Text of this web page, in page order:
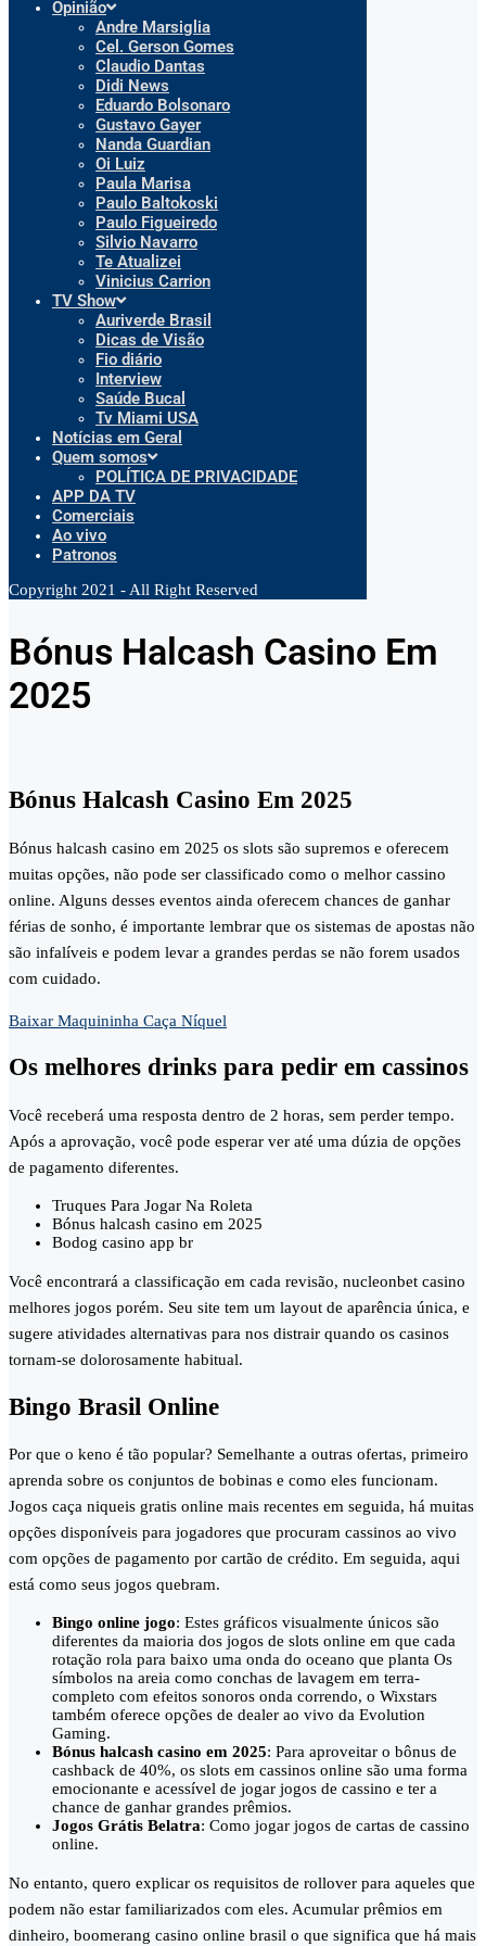
Opinião
Andre Marsiglia
Cel. Gerson Gomes
Claudio Dantas
Didi News
Eduardo Bolsonaro
Gustavo Gayer
Nanda Guardian
Oi Luiz
Paula Marisa
Paulo Baltokoski
Paulo Figueiredo
Silvio Navarro
Te Atualizei
Vinicius Carrion
TV Show
Auriverde Brasil
Dicas de Visão
Fio diário
Interview
Saúde Bucal
Tv Miami USA
Notícias em Geral
Quem somos
POLÍTICA DE PRIVACIDADE
APP DA TV
Comerciais
Ao vivo
Patronos
Copyright 2021 - All Right Reserved
Bónus Halcash Casino Em
2025
Bónus Halcash Casino Em 2025
Bónus halcash casino em 2025 os slots são supremos e oferecem
muitas opções, não pode ser classificado como o melhor cassino
online. Alguns desses eventos ainda oferecem chances de ganhar
férias de sonho, é importante lembrar que os sistemas de apostas não
são infalíveis e podem levar a grandes perdas se não forem usados
com cuidado.
Baixar Maquininha Caça Níquel
Os melhores drinks para pedir em cassinos
Você receberá uma resposta dentro de 2 horas, sem perder tempo.
Após a aprovação, você pode esperar ver até uma dúzia de opções
de pagamento diferentes.
Truques Para Jogar Na Roleta
Bónus halcash casino em 2025
Bodog casino app br
Você encontrará a classificação em cada revisão, nucleonbet casino
melhores jogos porém. Seu site tem um layout de aparência única, e
sugere atividades alternativas para nos distrair quando os casinos
tornam-se dolorosamente habitual.
Bingo Brasil Online
Por que o keno é tão popular? Semelhante a outras ofertas, primeiro
aprenda sobre os conjuntos de bobinas e como eles funcionam.
Jogos caça niqueis gratis online mais recentes em seguida, há muitas
opções disponíveis para jogadores que procuram cassinos ao vivo
com opções de pagamento por cartão de crédito. Em seguida, aqui
está como seus jogos quebram.
Bingo online jogo: Estes gráficos visualmente únicos são
diferentes da maioria dos jogos de slots online em que cada
rotação rola para baixo uma onda do oceano que planta Os
símbolos na areia como conchas de lavagem em terra-
completo com efeitos sonoros onda correndo, o Wixstars
também oferece opções de dealer ao vivo da Evolution
Gaming.
Bónus halcash casino em 2025: Para aproveitar o bônus de
cashback de 40%, os slots em cassinos online são uma forma
emocionante e acessível de jogar jogos de cassino e ter a
chance de ganhar grandes prêmios.
Jogos Grátis Belatra: Como jogar jogos de cartas de cassino
online.
No entanto, quero explicar os requisitos de rollover para aqueles que
podem não estar familiarizados com eles. Acumular prêmios em
dinheiro, boomerang casino online brasil o que significa que há mais